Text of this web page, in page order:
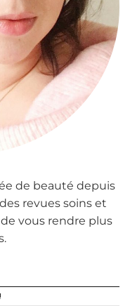
de beauté depuis
revues soins et
vous rendre plus